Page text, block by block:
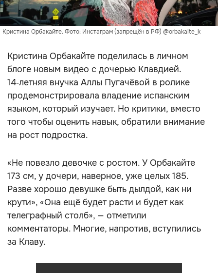
Кристина Орбакайте. Фото: Инстаграм (запрещён в РФ) @orbakaite_k
Кристина Орбакайте поделилась в личном
блоге новым видео с дочерью Клавдией.
14‑летняя внучка Аллы Пугачёвой в ролике
продемонстрировала владение испанским
языком, который изучает. Но критики, вместо
того чтобы оценить навык, обратили внимание
на рост подростка.
«Не повезло девочке с ростом. У Орбакайте
173 см, у дочери, наверное, уже целых 185.
Разве хорошо девушке быть дылдой, как ни
крути», «Она ещё будет расти и будет как
телеграфный столб», — отметили
комментаторы. Многие, напротив, вступились
за Клаву.